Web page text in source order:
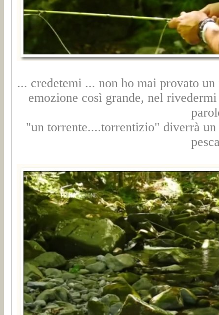
... credetemi ... non ho mai provato
emozione così grande, nel
"un torrente....torrentizio" diverrà